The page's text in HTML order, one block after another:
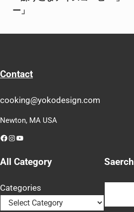
ー」
Contact
cooking@yokodesign.com
Newton, MA USA
Facebook
Instagram
YouTube
All Category
Categories
Saerch